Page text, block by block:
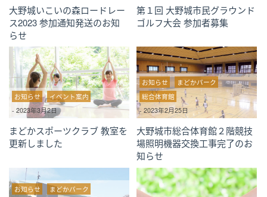
大野城いこいの森ロードレー
ス2023 参加通知発送のお知
らせ
第１回 大野城市民グラウンド
ゴルフ大会 参加者募集
お知らせ
イベント案内
-2023年3月2日
まどかスポーツクラブ 教室を
更新しました
お知らせ
まどかパーク
総合体育館
-2023年2月25日
大野城市総合体育館２階競技
場照明機器交換工事完了のお
知らせ
お知らせ
まどかパーク